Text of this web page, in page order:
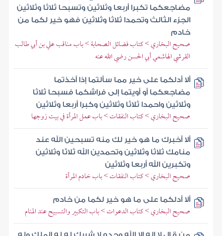
مضاجعكما تكبرا أربعا وثلاثين وتسبحا ثلاثا وثلاثين
الجزء الثالث وتحمدا ثلاثا وثلاثين فهو خير لكما من
خادم
صحيح البخاري > كتاب فضائل الصحابة > باب مناقب علي بن أبي طالب
القرشي الهاشمي أبي الحسن رضي الله عنه
ألا أدلكما على خير مما سألتما إذا أخذتما
مضاجعكما أو أويتما إلى فراشكما فسبحا ثلاثا
وثلاثين واحمدا ثلاثا وثلاثين وكبرا أربعا وثلاثين
صحيح البخاري > كتاب النفقات > باب عمل المرأة في بيت زوجها
ألا أخبرك ما هو خير لك منه تسبحين الله عند
منامك ثلاثا وثلاثين وتحمدين الله ثلاثا وثلاثين
وتكبرين الله أربعا وثلاثين
صحيح البخاري > كتاب النفقات > باب خادم المرأة
ألا أدلكما على ما هو خير لكما من خادم
صحيح البخاري > كتاب الدعوات > باب التكبير والتسبيح عند المنام